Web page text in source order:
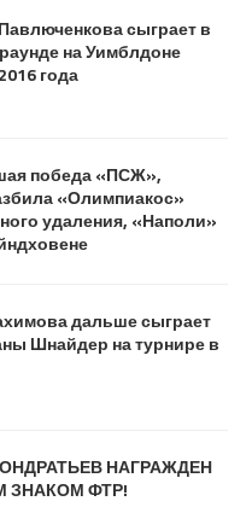
сыграет в
на Уимблдоне
года
победа «ПСЖ»,
«Олимпиакос»
удаления, «Наполи»
дальше сыграет
Шнайдер на турнире в
НАГРАЖДЕН
ЗНАКОМ ФТР!